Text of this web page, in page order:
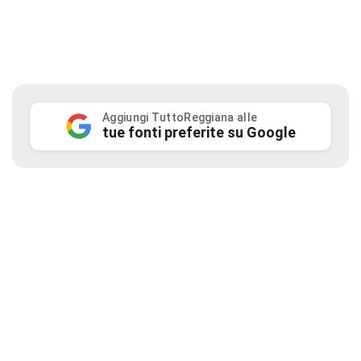
Aggiungi TuttoReggiana alle
tue fonti preferite su Google